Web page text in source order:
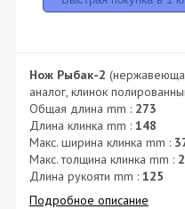
Нож Рыбак-2
аналог, клинок
Общая длина mm : 273
Длина клинка mm : 148
Макс. ширина клинка mm :
Макс. толщина клинка mm :
Длина рукояти mm : 125
Подробное описание